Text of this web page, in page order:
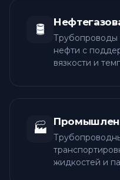
🛢️
Трубопроводы
нефти с
вязкости и
🏭
жидкостей и